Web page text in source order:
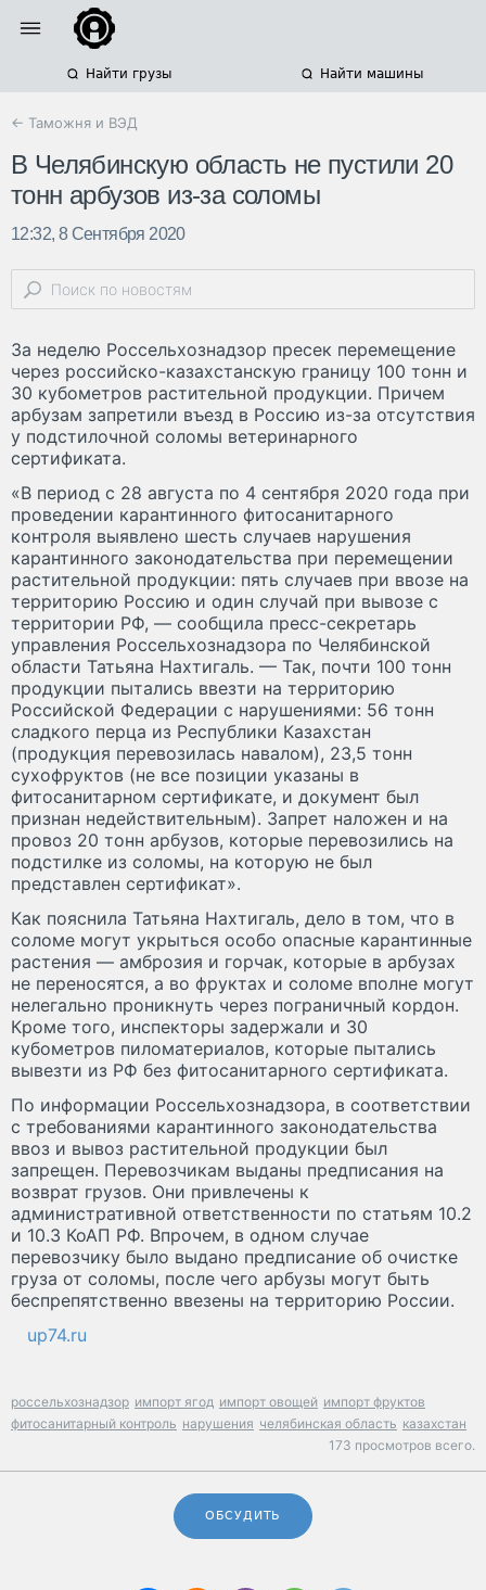
Найти грузы Найти машины
← Таможня и ВЭД
В Челябинскую область не пустили 20
тонн арбузов из-за соломы
12:32, 8 Сентября 2020
За неделю Россельхознадзор пресек перемещение
через российско-казахстанскую границу 100 тонн и
30 кубометров растительной продукции. Причем
арбузам запретили въезд в Россию из-за отсутствия
у подстилочной соломы ветеринарного
сертификата.
«В период с 28 августа по 4 сентября 2020 года при
проведении карантинного фитосанитарного
контроля выявлено шесть случаев нарушения
карантинного законодательства при перемещении
растительной продукции: пять случаев при ввозе на
территорию Россию и один случай при вывозе с
территории РФ, — сообщила пресс-секретарь
управления Россельхознадзора по Челябинской
области Татьяна Нахтигаль. — Так, почти 100 тонн
продукции пытались ввезти на территорию
Российской Федерации с нарушениями: 56 тонн
сладкого перца из Республики Казахстан
(продукция перевозилась навалом), 23,5 тонн
сухофруктов (не все позиции указаны в
фитосанитарном сертификате, и документ был
признан недействительным). Запрет наложен и на
провоз 20 тонн арбузов, которые перевозились на
подстилке из соломы, на которую не был
представлен сертификат».
Как пояснила Татьяна Нахтигаль, дело в том, что в
соломе могут укрыться особо опасные карантинные
растения — амброзия и горчак, которые в арбузах
не переносятся, а во фруктах и соломе вполне могут
нелегально проникнуть через пограничный кордон.
Кроме того, инспекторы задержали и 30
кубометров пиломатериалов, которые пытались
вывезти из РФ без фитосанитарного сертификата.
По информации Россельхознадзора, в соответствии
с требованиями карантинного законодательства
ввоз и вывоз растительной продукции был
запрещен. Перевозчикам выданы предписания на
возврат грузов. Они привлечены к
административной ответственности по статьям 10.2
и 10.3 КоАП РФ. Впрочем, в одном случае
перевозчику было выдано предписание об очистке
груза от соломы, после чего арбузы могут быть
беспрепятственно ввезены на территорию России.
up74.ru
россельхознадзор импорт ягод импорт овощей импорт фруктов
фитосанитарный контроль нарушения челябинская область казахстан
173 просмотров всего.
ОБСУДИТЬ